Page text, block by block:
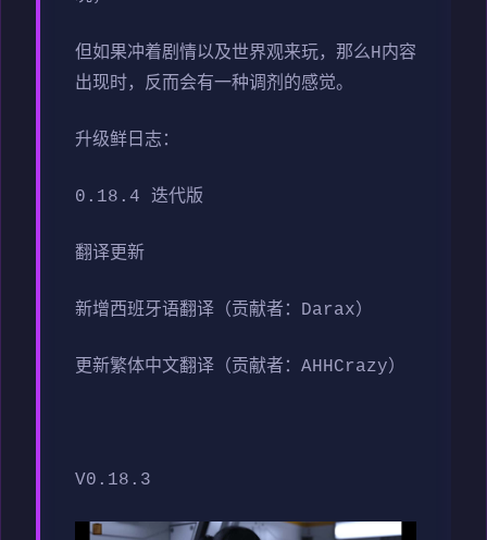
但如果冲着剧情以及世界观来玩，那么H内容
出现时，反而会有一种调剂的感觉。
升级鲜日志：
0.18.4 迭代版
翻译更新
新增西班牙语翻译（贡献者：Darax）
更新繁体中文翻译（贡献者：AHHCrazy）
V0.18.3